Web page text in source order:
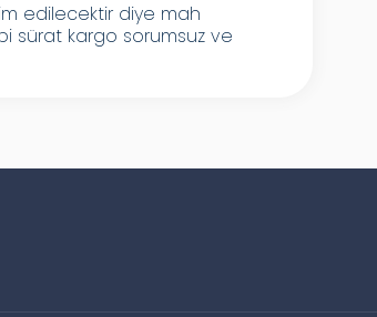
edilecektir diye mah
sürat kargo sorumsuz ve